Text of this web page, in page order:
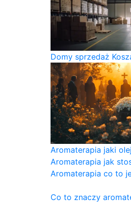
Domy sprzedaż
Aromaterapia jaki
Aromaterapia jak
Aromaterapia co to
Co to znaczy